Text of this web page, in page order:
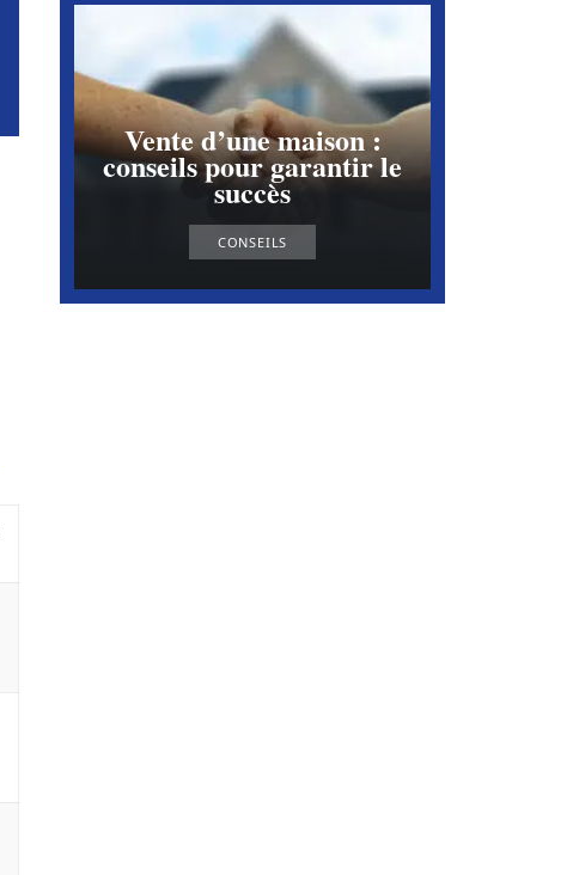
Vente d’une maison :
conseils pour garantir le
succès
CONSEILS